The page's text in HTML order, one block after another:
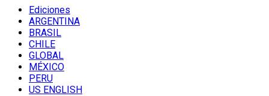
Ediciones
ARGENTINA
BRASIL
CHILE
GLOBAL
MÉXICO
PERU
US ENGLISH